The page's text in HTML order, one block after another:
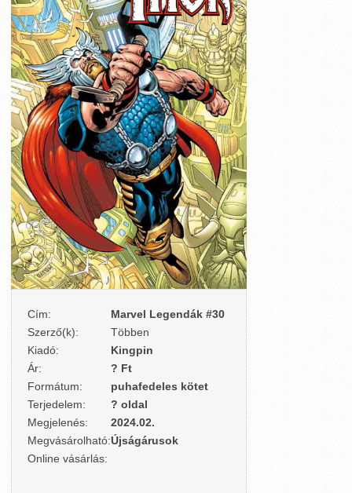
Cím:
Marvel Legendák #30
Szerző(k):
Többen
Kiadó:
Kingpin
Ár:
? Ft
Formátum:
puhafedeles kötet
Terjedelem:
? oldal
Megjelenés:
2024.02.
Megvásárolható:Újságárusok
Online vásárlás: